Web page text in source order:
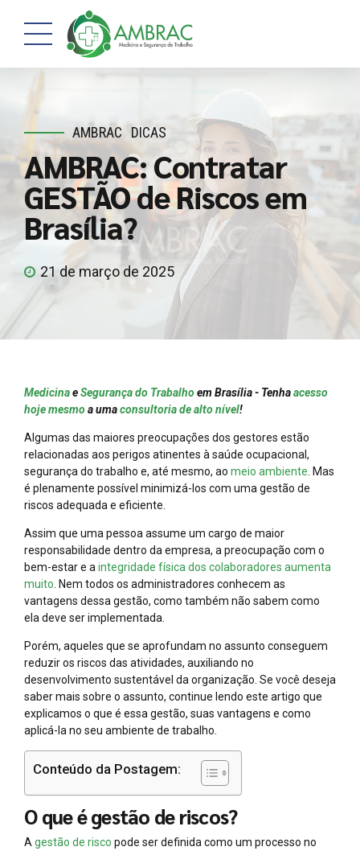
AMBRAC DICAS
AMBRAC: Contratar
GESTÃO de Riscos em
Brasília?
21 de março de 2025
MedicinaeSegurança do Trabalhoem Brasília - Tenhaacesso
hoje mesmoa umaconsultoria de alto nível!
Algumas das maiores preocupações dos gestores estão
relacionadas aos perigos atinentes à saúde ocupacional,
segurança do trabalho e, até mesmo, ao meio ambiente . Mas
é plenamente possível minimizá-los com uma gestão de
riscos adequada e eficiente.
Assim que uma pessoa assume um cargo de maior
responsabilidade dentro da empresa, a preocupação com o
bem-estar e a integridade física dos colaboradores aumenta
muito . Nem todos os administradores conhecem as
vantagens dessa gestão, como também não sabem como
ela deve ser implementada.
Porém, aqueles que se aprofundam no assunto conseguem
reduzir os riscos das atividades, auxiliando no
desenvolvimento sustentável da organização. Se você deseja
saber mais sobre o assunto, continue lendo este artigo que
explicamos o que é essa gestão, suas vantagens e como
aplicá-la no seu ambiente de trabalho.
Conteúdo da Postagem:
O que é gestão de riscos?
A gestão de risco pode ser definida como um processo no